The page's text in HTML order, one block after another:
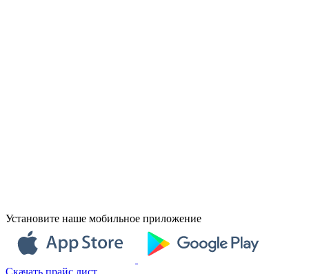
Установите наше мобильное приложение
Скачать прайс лист